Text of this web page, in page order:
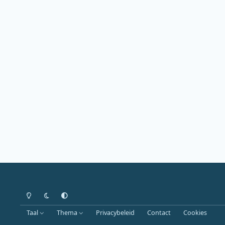
Heldere modus
Donkere modus
Systeemvoorkeur
Taal Thema Privacybeleid Contact Cookies